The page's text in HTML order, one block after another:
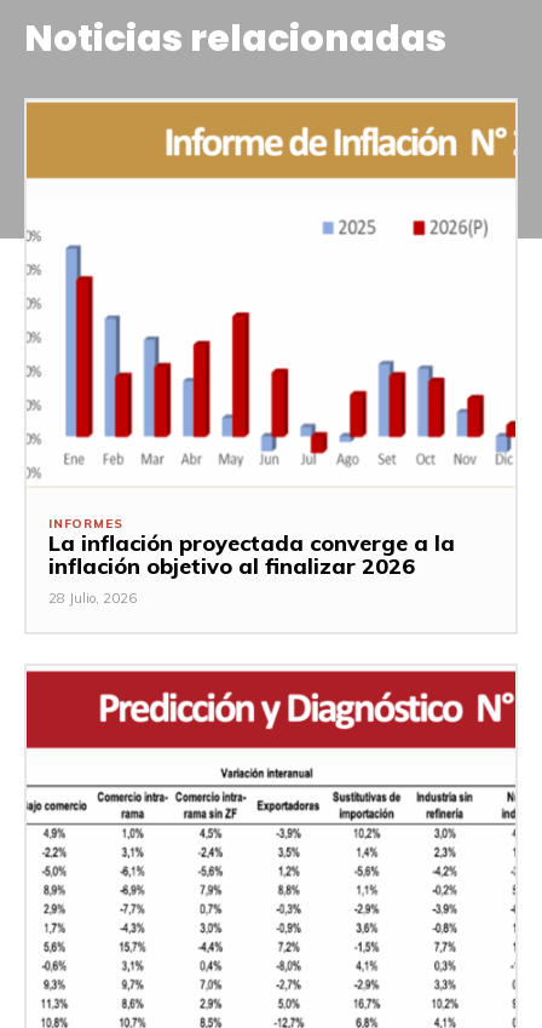
Noticias relacionadas
INFORMES
La inflación proyectada converge a la
inflación objetivo al finalizar 2026
28 Julio, 2026